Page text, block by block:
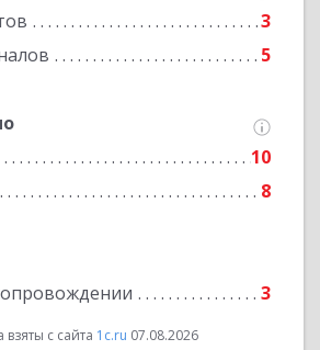
3
5
10
8
3
с сайта 1c.ru 07.08.2026